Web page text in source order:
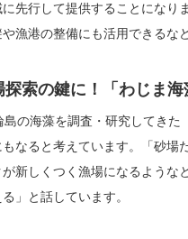
先行して提供することになり
漁港の整備にも活用できるな
探索の鍵に！「わじま
の海藻を調査・研究してき
なると考えています。「砂場
新しくつく漁場になるような
」と話しています。